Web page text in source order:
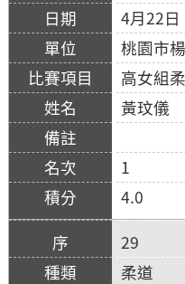
4月22日
桃園市
高女組
黃玟儀
1
4.0
29
柔道